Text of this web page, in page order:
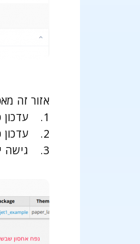
אזור זה
1. עדכון סיסמה ל-CPANEL של הלקוח.
2. עדכון כתובת המייל של החשבון.
3. גישה ישירה ל-CPANEL של החשבון.